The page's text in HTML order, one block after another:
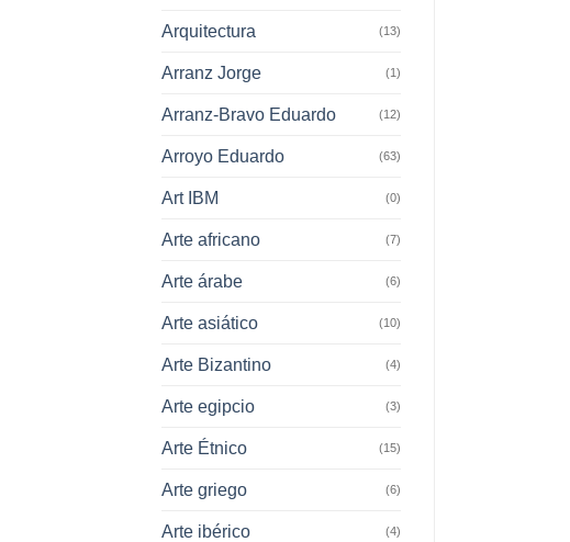
Arquitectura (13)
Arranz Jorge (1)
Arranz-Bravo Eduardo (12)
Arroyo Eduardo (63)
Art IBM (0)
Arte africano (7)
Arte árabe (6)
Arte asiático (10)
Arte Bizantino (4)
Arte egipcio (3)
Arte Étnico (15)
Arte griego (6)
Arte ibérico (4)